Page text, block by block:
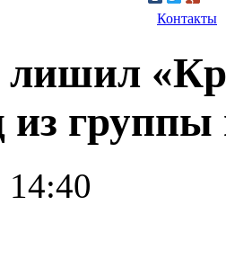
Контакты
из
14:40